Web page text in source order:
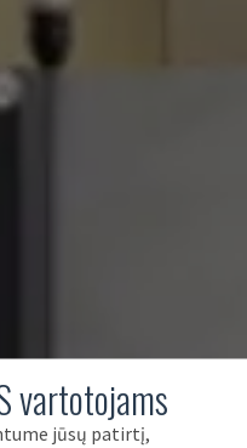
vartotojams
jūsų patirtį,